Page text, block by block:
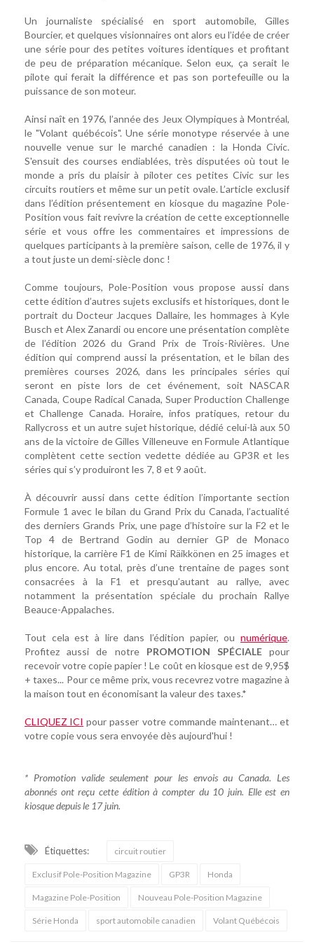
Un journaliste spécialisé en sport automobile, Gilles
Bourcier, et quelques visionnaires ont alors eu l’idée de créer
une série pour des petites voitures identiques et profitant
de peu de préparation mécanique. Selon eux, ça serait le
pilote qui ferait la différence et pas son portefeuille ou la
puissance de son moteur.
Ainsi naît en 1976, l’année des Jeux Olympiques à Montréal,
le "Volant québécois". Une série monotype réservée à une
nouvelle venue sur le marché canadien : la Honda Civic.
S'ensuit des courses endiablées, très disputées où tout le
monde a pris du plaisir à piloter ces petites Civic sur les
circuits routiers et même sur un petit ovale. L’article exclusif
dans l’édition présentement en kiosque du magazine Pole-
Position vous fait revivre la création de cette exceptionnelle
série et vous offre les commentaires et impressions de
quelques participants à la première saison, celle de 1976, il y
a tout juste un demi-siècle donc !
Comme toujours, Pole-Position vous propose aussi dans
cette édition d’autres sujets exclusifs et historiques, dont le
portrait du Docteur Jacques Dallaire, les hommages à Kyle
Busch et Alex Zanardi ou encore une présentation complète
de l’édition 2026 du Grand Prix de Trois-Rivières. Une
édition qui comprend aussi la présentation, et le bilan des
premières courses 2026, dans les principales séries qui
seront en piste lors de cet événement, soit NASCAR
Canada, Coupe Radical Canada, Super Production Challenge
et Challenge Canada. Horaire, infos pratiques, retour du
Rallycross et un autre sujet historique, dédié celui-là aux 50
ans de la victoire de Gilles Villeneuve en Formule Atlantique
complètent cette section vedette dédiée au GP3R et les
séries qui s’y produiront les 7, 8 et 9 août.
À découvrir aussi dans cette édition l’importante section
Formule 1 avec le bilan du Grand Prix du Canada, l’actualité
des derniers Grands Prix, une page d’histoire sur la F2 et le
Top 4 de Bertrand Godin au dernier GP de Monaco
historique, la carrière F1 de Kimi Räikkönen en 25 images et
plus encore. Au total, près d’une trentaine de pages sont
consacrées à la F1 et presqu’autant au rallye, avec
notamment la présentation spéciale du prochain Rallye
Beauce-Appalaches.
Tout cela est à lire dans l’édition papier, ou numérique.
Profitez aussi de notre PROMOTION SPÉCIALEpour
recevoir votre copie papier ! Le coût en kiosque est de 9,95$
+ taxes... Pour ce même prix, vous recevrez votre magazine à
la maison tout en économisant la valeur des taxes.*
CLIQUEZ ICI pour passer votre commande maintenant… et
votre copie vous sera envoyée dès aujourd'hui !
* Promotion valide seulement pour les envois au Canada. Les
abonnés ont reçu cette édition à compter du 10 juin. Elle est en
kiosque depuis le 17 juin.
Étiquettes: circuit routier
Exclusif Pole-Position Magazine GP3R Honda
Magazine Pole-Position Nouveau Pole-Position Magazine
Série Honda sport automobile canadien Volant Québécois